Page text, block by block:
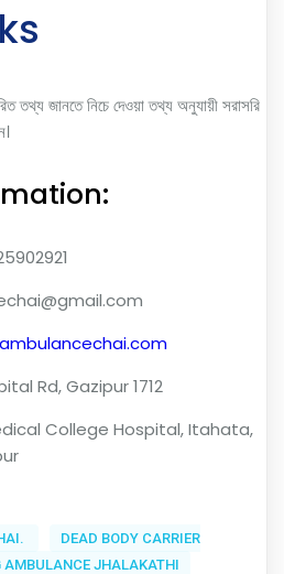
তথ্য জানতে নিচে দেওয়া তথ্য অনুযায়ী সরাসরি
Rd, Gazipur 1712
College Hospital, Itahata,
DEAD BODY CARRIER
AMBULANCE JHALAKATHI